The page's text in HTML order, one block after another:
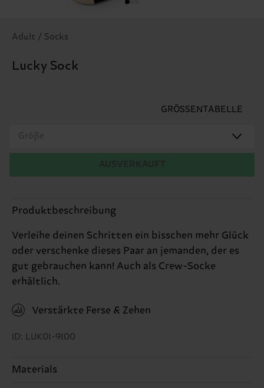
Adult / Socks
Lucky Sock
GRÖSSENTABELLE
Größe
Produktbeschreibung
Verleihe deinen Schritten ein bisschen mehr Glück
oder verschenke dieses Paar an jemanden, der es
gut gebrauchen kann! Auch als Crew-Socke
erhältlich.
Verstärkte Ferse & Zehen
ID: LUK01-9100
Materials